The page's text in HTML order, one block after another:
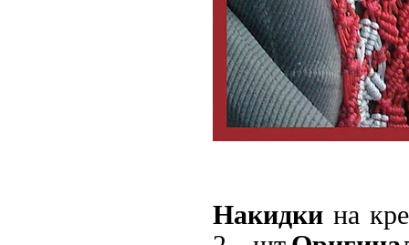
Накидки на